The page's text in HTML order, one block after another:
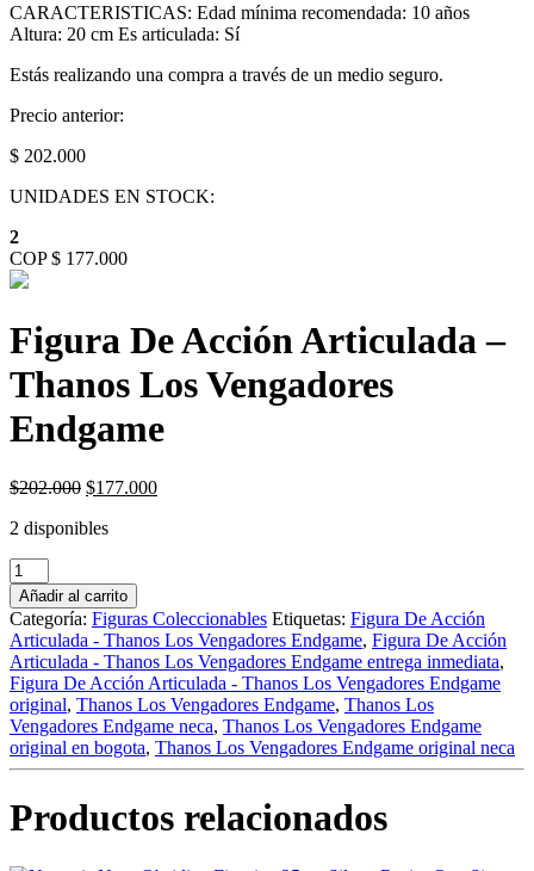
CARACTERISTICAS: Edad mínima recomendada: 10 años
Altura: 20 cm Es articulada: Sí
Estás realizando una compra a través de un medio seguro.
Precio anterior:
$ 202.000
UNIDADES EN STOCK:
2
COP $ 177.000
Figura De Acción Articulada –
Thanos Los Vengadores
Endgame
$202.000 Original
was:
$177.000Current
2 disponibles
Figura
De
Acción
Articulada
-
Thanos
Los
Vengadores
Endgame
cantidad
Añadir al carrito
Categoría: Figuras Coleccionables Etiquetas: Figura De Acción
Articulada - Thanos Los Vengadores Endgame, Figura De Acción
Articulada - Thanos Los Vengadores Endgame entrega inmediata,
Figura De Acción Articulada - Thanos Los Vengadores Endgame
original, Thanos Los Vengadores Endgame, Thanos Los
Vengadores Endgame neca, Thanos Los Vengadores Endgame
original en bogota, Thanos Los Vengadores Endgame original neca
Productos relacionados